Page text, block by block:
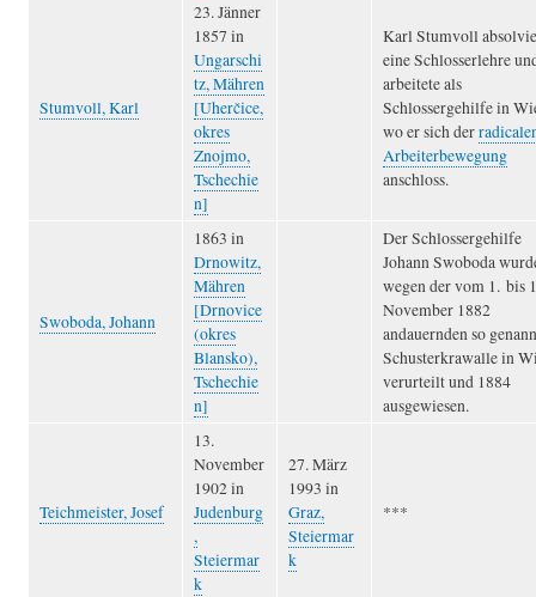
Stumvoll, Karl
23. Jänner
1857 in
Ungarschi
tz, Mähren
[Uherčice,
okres
Znojmo,
Tschechie
n]
Karl Stumvoll
eine Schlosserlehre
arbeitete als
Schlossergehilfe in
wo er sich der
Arbeiterbewegung
anschloss.
Swoboda, Johann
1863 in
Drnowitz,
Mähren
[Drnovice
(okres
Blansko),
Tschechie
n]
Der Schlossergehilfe
Johann Swoboda
wegen der vom 1. bis
November 1882
andauernden so
Schusterkrawalle in
verurteilt und 1884
ausgewiesen.
Teichmeister, Josef
13.
November
1902 in
Judenburg
,
Steiermar
k
27. März
1993 in
Graz,
Steiermar
k
***